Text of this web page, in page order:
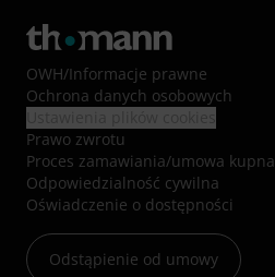
OWH/Informacje prawne
Ochrona danych osobowych
Prawo zwrotu
Proces zamawiania/umowa kupna
Odpowiedzialność cywilna
Oświadczenie o dostępności
Odstąpienie od umowy